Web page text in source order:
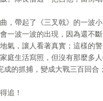
，帶起了《三叉戟》的一波小
一波一波的出現，因為還不斷
氣，讓人看著真實；這樣的
庭生活寫照，但沒有那麼多
成的抓捕，變成大戰三百回
追！